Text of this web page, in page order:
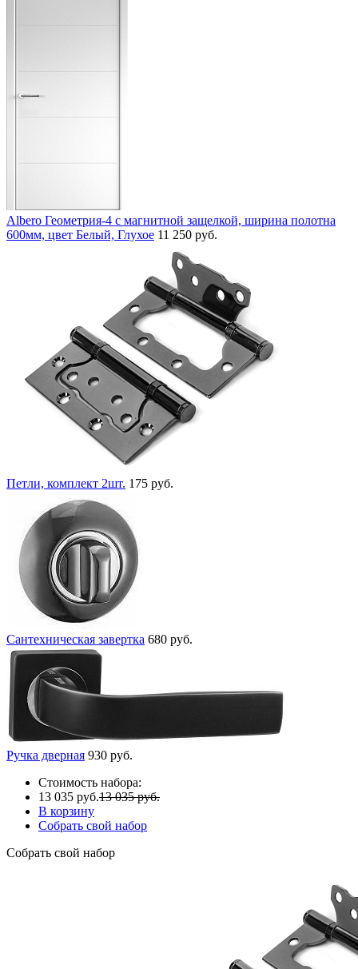
Albero Геометрия-4 с магнитной защелкой, ширина полотна
600мм, цвет Белый, Глухое 11 250 руб.
Петли, комплект 2шт. 175 руб.
Сантехническая завертка 680 руб.
Ручка дверная 930 руб.
Стоимость набора:
13 035 руб.13 035 руб.
В корзину
Собрать свой набор
Собрать свой набор